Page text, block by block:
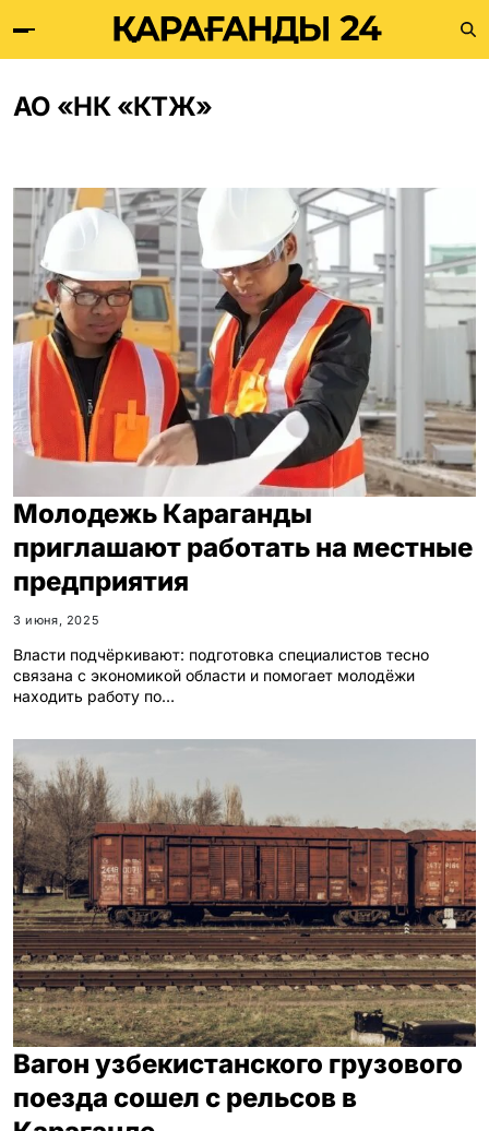
АО «НК «КТЖ»
Молодежь Караганды
приглашают работать на местные
предприятия
3 июня, 2025
Власти подчёркивают: подготовка специалистов тесно
связана с экономикой области и помогает молодёжи
находить работу по…
Вагон узбекистанского грузового
поезда сошел с рельсов в